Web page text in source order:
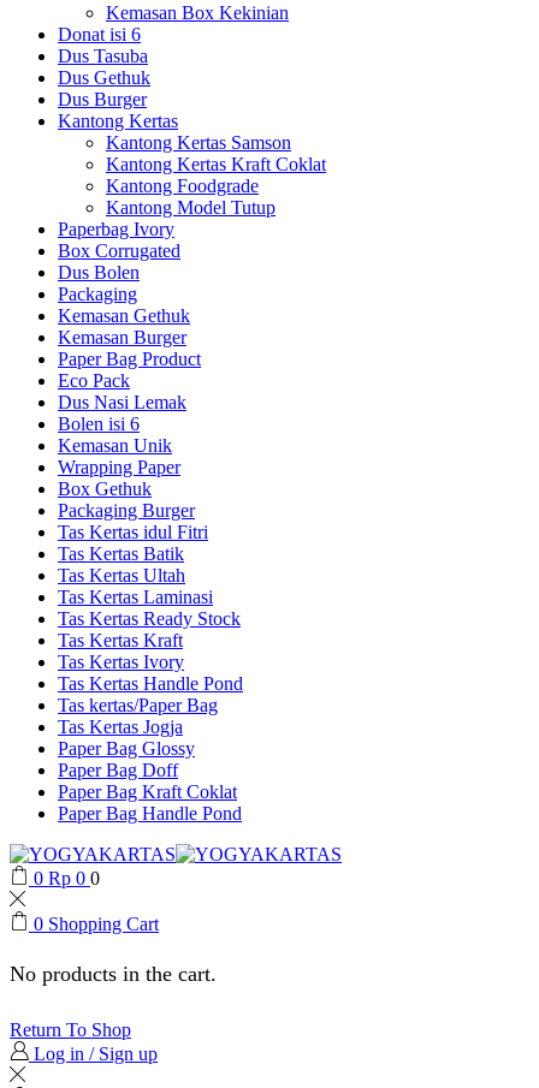
Kemasan Box Kekinian
Donat isi 6
Dus Tasuba
Dus Gethuk
Dus Burger
Kantong Kertas
Kantong Kertas Samson
Kantong Kertas Kraft Coklat
Kantong Foodgrade
Kantong Model Tutup
Paperbag Ivory
Box Corrugated
Dus Bolen
Packaging
Kemasan Gethuk
Kemasan Burger
Paper Bag Product
Eco Pack
Dus Nasi Lemak
Bolen isi 6
Kemasan Unik
Wrapping Paper
Box Gethuk
Packaging Burger
Tas Kertas idul Fitri
Tas Kertas Batik
Tas Kertas Ultah
Tas Kertas Laminasi
Tas Kertas Ready Stock
Tas Kertas Kraft
Tas Kertas Ivory
Tas Kertas Handle Pond
Tas kertas/Paper Bag
Tas Kertas Jogja
Paper Bag Glossy
Paper Bag Doff
Paper Bag Kraft Coklat
Paper Bag Handle Pond
0 Rp 0 0
0 Shopping Cart
No products in the cart.
Return To Shop
Log in / Sign up